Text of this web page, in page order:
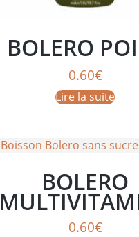
BOLERO
0.60€
Lire la suite
BOLERO
0.60€